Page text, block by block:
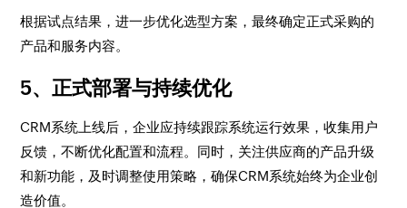
根据试点结果，进一步优化选型方案，最终确定正式采购的
产品和服务内容。
5、正式部署与持续优化
CRM系统上线后，企业应持续跟踪系统运行效果，收集用户
反馈，不断优化配置和流程。同时，关注供应商的产品升级
和新功能，及时调整使用策略，确保CRM系统始终为企业创
造价值。